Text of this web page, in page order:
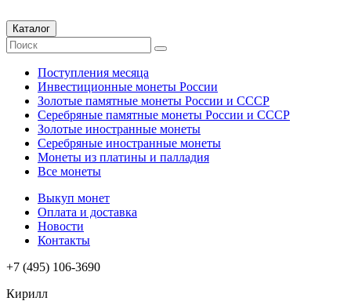
Каталог
Поступления месяца
Инвестиционные монеты России
Золотые памятные монеты России и СССР
Серебряные памятные монеты России и СССР
Золотые иностранные монеты
Серебряные иностранные монеты
Монеты из платины и палладия
Все монеты
Выкуп монет
Оплата и доставка
Новости
Контакты
+7 (495) 106-3690
Кирилл